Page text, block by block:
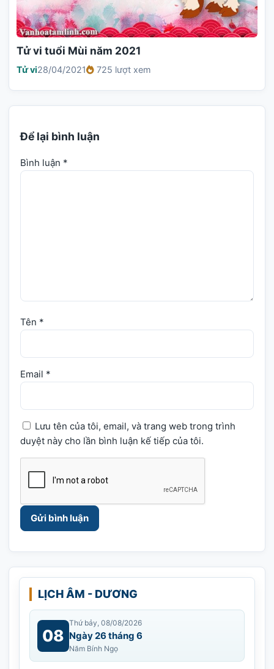
Tử vi tuổi Mùi năm 2021
Tử vi28/04/2021 725 lượt xem
Để lại bình luận
Bình luận *
Tên *
Email *
Lưu tên của tôi, email, và trang web trong trình
duyệt này cho lần bình luận kế tiếp của tôi.
LỊCH ÂM - DƯƠNG
08
Thứ bảy, 08/08/2026
Ngày 26 tháng 6
Năm Bính Ngọ